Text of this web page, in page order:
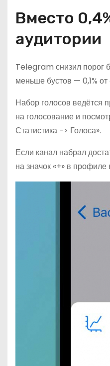
Вместо
аудитории
Telegram снизил порог
меньше бустов — 0,1%
Набор голосов
на голосование и
Статистика -> Голоса».
Если канал набрал
на значок «+» в профиле